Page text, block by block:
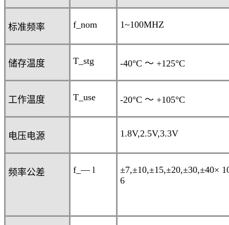
标准频率 f_nom 1~100MHZ
储存温度 T_stg -40°C ～ +125°C
工作温度 T_use -20°C ～ +105°C
电压电源 1.8V,2.5V,3.3V
频率公差 f_— l ±7,±10,±15,±20,±30,±40×
6